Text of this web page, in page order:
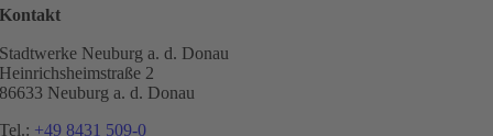
Kontakt
Stadtwerke Neuburg a. d. Donau
Heinrichsheimstraße 2
86633 Neuburg a. d. Donau
Tel.: +49 8431 509-0